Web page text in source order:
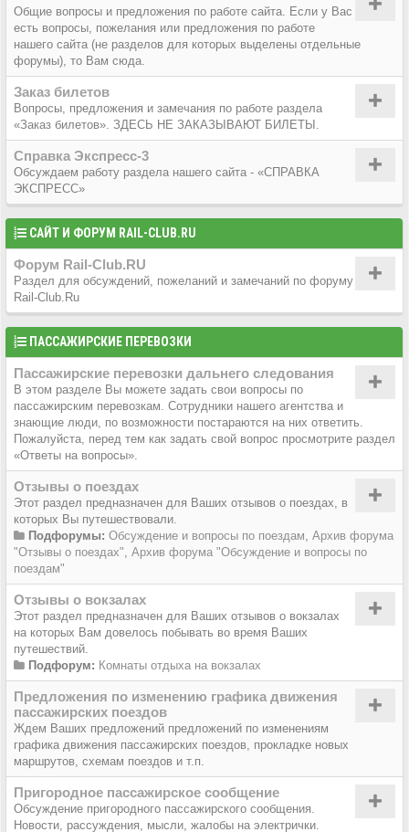
Общие вопросы и предложения по работе сайта. Если у Вас
есть вопросы, пожелания или предложения по работе
нашего сайта (не разделов для которых выделены отдельные
форумы), то Вам сюда.
Заказ билетов
Вопросы, предложения и замечания по работе раздела
«Заказ билетов». ЗДЕСЬ НЕ ЗАКАЗЫВАЮТ БИЛЕТЫ.
Справка Экспресс-3
Обсуждаем работу раздела нашего сайта - «СПРАВКА
ЭКСПРЕСС»
САЙТ И ФОРУМ RAIL-CLUB.RU
Форум Rail-Club.RU
Раздел для обсуждений, пожеланий и замечаний по форуму
Rail-Club.Ru
ПАССАЖИРСКИЕ ПЕРЕВОЗКИ
Пассажирские перевозки дальнего следования
В этом разделе Вы можете задать свои вопросы по
пассажирским перевозкам. Сотрудники нашего агентства и
знающие люди, по возможности постараются на них ответить.
Пожалуйста, перед тем как задать свой вопрос просмотрите раздел
«Ответы на вопросы».
Отзывы о поездах
Этот раздел предназначен для Ваших отзывов о поездах, в
которых Вы путешествовали.
Подфорумы: Обсуждение и вопросы по поездам Архив форума
"Отзывы о поездах" Архив форума "Обсуждение и вопросы по
поездам"
Отзывы о вокзалах
Этот раздел предназначен для Ваших отзывов о вокзалах
на которых Вам довелось побывать во время Ваших
путешествий.
Подфорум: Комнаты отдыха на вокзалах
Предложения по изменению графика движения
пассажирских поездов
Ждем Ваших предложений предложений по изменениям
графика движения пассажирских поездов, прокладке новых
маршрутов, схемам поездов и т.п.
Пригородное пассажирское сообщение
Обсуждение пригородного пассажирского сообщения.
Новости, рассуждения, мысли, жалобы на электрички.